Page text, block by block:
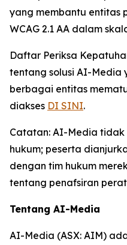
yang membantu entitas
WCAG 2.1 AA dalam
Daftar Periksa
tentang solusi AI-Media
berbagai entitas
diakses DI SINI.
Catatan: AI-Media tidak
hukum; peserta
dengan tim hukum
tentang penafsiran
Tentang AI-Media
AI-Media (ASX: AIM)